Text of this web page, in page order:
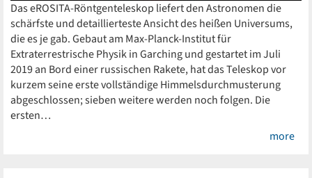
Das eROSITA-Röntgenteleskop liefert den Astronomen die
schärfste und detaillierteste Ansicht des heißen Universums,
die es je gab. Gebaut am Max-Planck-Institut für
Extraterrestrische Physik in Garching und gestartet im Juli
2019 an Bord einer russischen Rakete, hat das Teleskop vor
kurzem seine erste vollständige Himmelsdurchmusterung
abgeschlossen; sieben weitere werden noch folgen. Die
ersten…
more